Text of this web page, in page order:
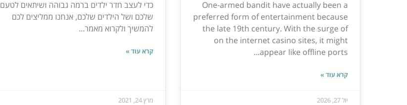
One-armed bandit have actually been a
preferred form of entertainment because
the late 19th century. With the surge of
on the internet casino sites, it might
appear like offline ports...
קרא עוד »
יול 27, 2026
כדי לעצב חדר ילדים ברמה גבוהה ושיתאים לטעם
שלכם ושל הילדים שלכם, אנחנו ממליצים לכם
להמשיך ולקרוא מאמר...
קרא עוד »
מרץ 24, 2021